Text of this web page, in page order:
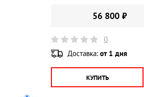
56 800 ₽
0
Доставка: от 1 дня
КУПИТЬ